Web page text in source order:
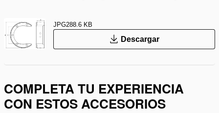
JPG288.6 KB
Descargar
COMPLETA TU EXPERIENCIA
CON ESTOS ACCESORIOS